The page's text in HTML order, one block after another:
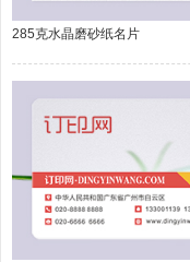
285克水晶磨砂纸名片